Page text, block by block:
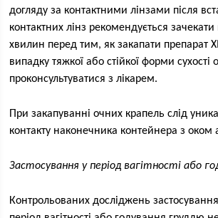
догляду за контактними лінзами після
контактних лінз рекомендується
хвилин перед тим, як закапати препарат
випадку тяжкої або стійкої форми сухості
проконсультуватися з лікарем.
При закапуванні очних крапель слід
контакту наконечника контейнера з оком
Застосування у період вагітності або
Контрольованих досліджень